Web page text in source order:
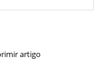
artigo